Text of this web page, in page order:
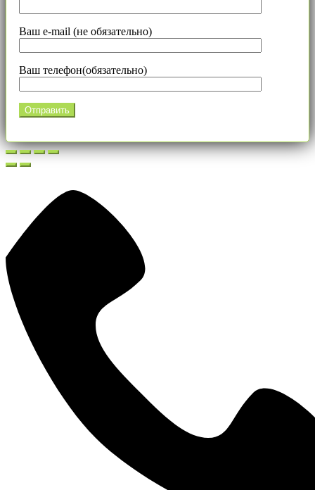
Ваш e-mail (не обязательно)
Ваш телефон(обязательно)